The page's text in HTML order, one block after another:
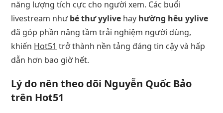
năng lượng tích cực cho người xem. Các buổi
livestream nhưbé thư yylive hay hường hêu yylive
đã góp phần nâng tầm trải nghiệm người dùng,
khiến Hot51 trở thành nền tảng đáng tin cậy và hấp
dẫn hơn bao giờ hết.
Lý do nên theo dõi Nguyễn Quốc Bảo
trên Hot51